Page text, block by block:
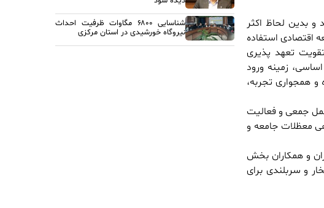
و بدین لحاظ اکثر
اقتصادی استفاده
تعهد پذیری
بالای مسئولیت های دولت و تحقق اصل ۴۴ قانون اساسی، زمینه ورود
همجواری تجربه،
عمل جمعی و فعالیت
معظلات جامعه و
و همکاران بخش
و سربلندی برای
شناسایی ۶۸۰۰ مگاوات ظرفیت احداث
نیروگاه خورشیدی در استان مرکزی